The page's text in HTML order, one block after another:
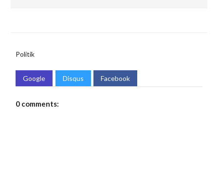
Politik
Google Disqus Facebook
0 comments: